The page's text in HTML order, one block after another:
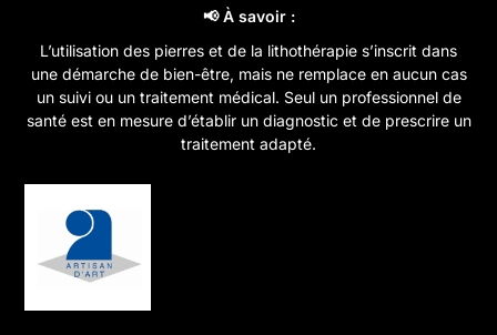
peuvent
choisies
sur
la
page
📢 À savoir :
L’utilisation des pierres et de la lithothérapie s’inscrit dans
une démarche de bien-être, mais ne remplace en aucun cas
un suivi ou un traitement médical. Seul un professionnel de
santé est en mesure d’établir un diagnostic et de prescrire un
traitement adapté.